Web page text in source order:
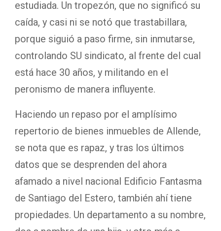
estudiada. Un tropezón, que no significó su
caída, y casi ni se notó que trastabillara,
porque siguió a paso firme, sin inmutarse,
controlando SU sindicato, al frente del cual
está hace 30 años, y militando en el
peronismo de manera influyente.
Haciendo un repaso por el amplísimo
repertorio de bienes inmuebles de Allende,
se nota que es rapaz, y tras los últimos
datos que se desprenden del ahora
afamado a nivel nacional Edificio Fantasma
de Santiago del Estero, también ahí tiene
propiedades. Un departamento a su nombre,